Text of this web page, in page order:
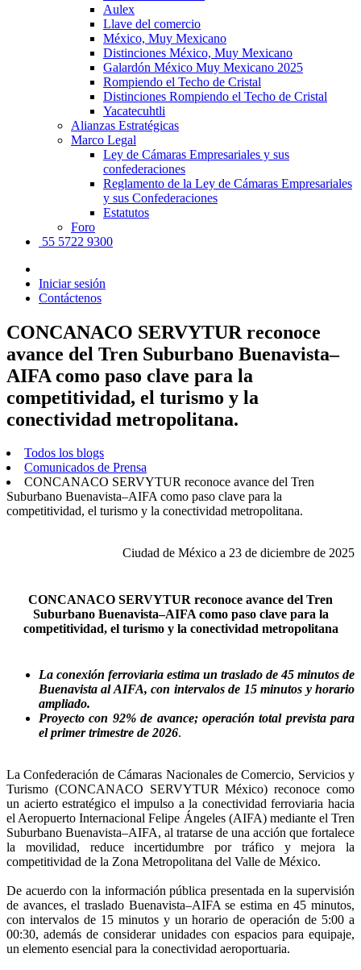
Aulex
Llave del comercio
México, Muy Mexicano
Distinciones México, Muy Mexicano
Galardón México Muy Mexicano 2025
Rompiendo el Techo de Cristal
Distinciones Rompiendo el Techo de Cristal
Yacatecuhtli
Alianzas Estratégicas
Marco Legal
Ley de Cámaras Empresariales y sus
confederaciones
Reglamento de la Ley de Cámaras Empresariales
y sus Confederaciones
Estatutos
Foro
55 5722 9300
Iniciar sesión
Contáctenos
CONCANACO SERVYTUR reconoce
avance del Tren Suburbano Buenavista–
AIFA como paso clave para la
competitividad, el turismo y la
conectividad metropolitana.
Todos los blogs
Comunicados de Prensa
CONCANACO SERVYTUR reconoce avance del Tren
Suburbano Buenavista–AIFA como paso clave para la
competitividad, el turismo y la conectividad metropolitana.
Ciudad de México a 23 de diciembre de 2025
CONCANACO SERVYTUR reconoce avance del Tren
Suburbano Buenavista–AIFA como paso clave para la
competitividad, el turismo y la conectividad metropolitana
La conexión ferroviaria estima un traslado de 45 minutos de
Buenavista al AIFA, con intervalos de 15 minutos y horario
ampliado.
Proyecto con 92% de avance; operación total prevista para
el primer trimestre de 2026.
La Confederación de Cámaras Nacionales de Comercio, Servicios y
Turismo (CONCANACO SERVYTUR México) reconoce como
un acierto estratégico el impulso a la conectividad ferroviaria hacia
el Aeropuerto Internacional Felipe Ángeles (AIFA) mediante el Tren
Suburbano Buenavista–AIFA, al tratarse de una acción que fortalece
la movilidad, reduce incertidumbre por tráfico y mejora la
competitividad de la Zona Metropolitana del Valle de México.
De acuerdo con la información pública presentada en la supervisión
de avances, el traslado Buenavista–AIFA se estima en 45 minutos,
con intervalos de 15 minutos y un horario de operación de 5:00 a
00:30, además de considerar unidades con espacios para equipaje,
un elemento esencial para la conectividad aeroportuaria.